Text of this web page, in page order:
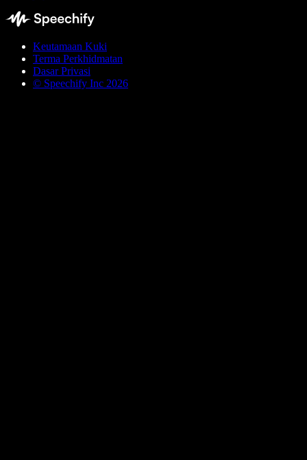
Keutamaan Kuki
Terma Perkhidmatan
Dasar Privasi
© Speechify Inc 2026